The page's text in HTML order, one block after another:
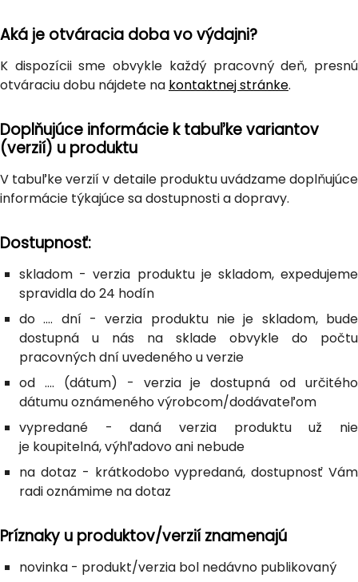
Aká je otváracia doba vo výdajni?
K dispozícii sme obvykle každý pracovný deň, presnú
otváraciu dobu nájdete na kontaktnej stránke.
Doplňujúce informácie k tabuľke variantov
(verzií) u produktu
V tabuľke verzií v detaile produktu uvádzame doplňujúce
informácie týkajúce sa dostupnosti a dopravy.
Dostupnosť:
skladom - verzia produktu je skladom, expedujeme
spravidla do 24 hodín
do .... dní - verzia produktu nie je skladom, bude
dostupná u nás na sklade obvykle do počtu
pracovných dní uvedeného u verzie
od .... (dátum) - verzia je dostupná od určitého
dátumu oznámeného výrobcom/dodávateľom
vypredané - daná verzia produktu už nie
je koupitelná, výhľadovo ani nebude
na dotaz - krátkodobo vypredaná, dostupnosť Vám
radi oznámime na dotaz
Príznaky u produktov/verzií znamenajú
novinka - produkt/verzia bol nedávno publikovaný